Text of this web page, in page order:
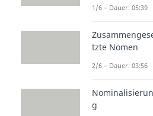
kannst du
Lösung
Alex und
Alex
1/6 – Dauer: 05:39
tzte Nomen
2/6 – Dauer: 03:56
Nominalisierun
g